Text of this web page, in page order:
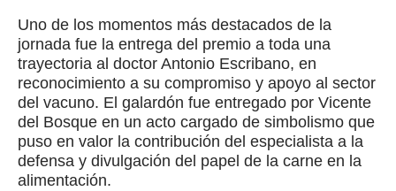
Uno de los momentos más destacados de la
jornada fue la entrega del premio a toda una
trayectoria al doctor Antonio Escribano, en
reconocimiento a su compromiso y apoyo al sector
del vacuno. El galardón fue entregado por Vicente
del Bosque en un acto cargado de simbolismo que
puso en valor la contribución del especialista a la
defensa y divulgación del papel de la carne en la
alimentación.